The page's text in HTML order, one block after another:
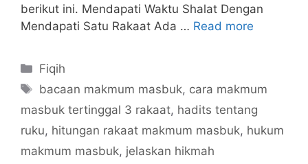
berikut ini. Mendapati Waktu Shalat Dengan
Mendapati Satu Rakaat Ada … Read more
Categories
Fiqih
Tags
bacaan makmum masbuk, cara makmum
masbuk tertinggal 3 rakaat, hadits tentang
ruku, hitungan rakaat makmum masbuk, hukum
makmum masbuk, jelaskan hikmah